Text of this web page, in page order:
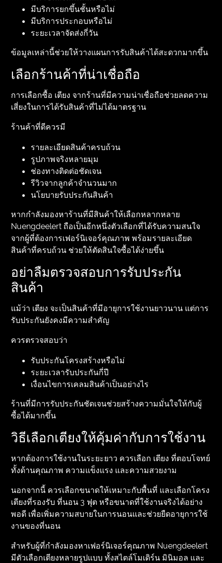
มีบริการยกขึ้นชั้นหรือไม่
มีบริการประกอบหรือไม่
ระยะเวลาจัดส่งกี่วัน
ข้อมูลเหล่านี้ช่วยให้วางแผนการรับสินค้าได้สะดวกมากขึ้น
เลือกร้านค้าที่น่าเชื่อถือ
การเลือกซื้อ เตียง จากร้านที่มีความน่าเชื่อถือช่วยลดความ
เสี่ยงในการได้รับสินค้าที่ไม่ได้มาตรฐาน
ร้านค้าที่ดีควรมี
รายละเอียดสินค้าครบถ้วน
รูปภาพจริงหลายมุม
ช่องทางติดต่อชัดเจน
รีวิวจากลูกค้าจำนวนมาก
นโยบายรับประกันสินค้า
หากกำลังมองหาร้านที่มีสินค้าให้เลือกหลากหลาย
Nuengdeelert ถือเป็นอีกหนึ่งตัวเลือกที่ได้รับความสนใจ
จากผู้ที่ต้องการเฟอร์นิเจอร์คุณภาพ พร้อมรายละเอียด
สินค้าที่ครบถ้วน ช่วยให้ตัดสินใจซื้อได้ง่ายขึ้น
อย่าลืมตรวจสอบการรับประกัน
สินค้า
แม้ว่า เตียง จะเป็นสินค้าที่มีอายุการใช้งานยาวนาน แต่การ
รับประกันยังคงมีความสำคัญ
ควรตรวจสอบว่า
รับประกันโครงสร้างหรือไม่
ระยะเวลารับประกันกี่ปี
เงื่อนไขการเคลมสินค้าเป็นอย่างไร
ร้านที่มีการรับประกันชัดเจนช่วยสร้างความมั่นใจให้กับผู้
ซื้อได้มากขึ้น
วิธีเลือกเตียงให้คุ้มค่ากับการใช้งาน
หากต้องการใช้งานในระยะยาว ควรเลือก เตียง ที่ตอบโจทย์
ทั้งด้านคุณภาพ ความแข็งแรง และความสวยงาม
นอกจากนี้ ควรเลือกขนาดให้เหมาะกับพื้นที่ และเลือกโครง
เตียงที่รองรับ ที่นอน 3 ฟุต หรือขนาดที่ใช้งานจริงได้อย่าง
พอดี เพื่อเพิ่มความสบายในการนอนและช่วยยืดอายุการใช้
งานของที่นอน
สำหรับผู้ที่กำลังมองหาเฟอร์นิเจอร์คุณภาพ Nuengdeelert
มีตัวเลือกเตียงหลายรูปแบบ ทั้งสไตล์โมเดิร์น มินิมอล และ